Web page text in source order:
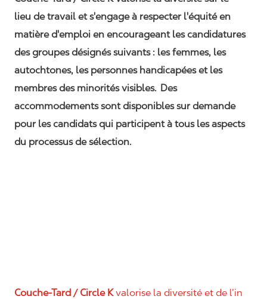
lieu de travail et s'engage à respecter l'équité en
matière d'emploi en encourageant les candidatures
des groupes désignés suivants : les femmes, les
autochtones, les personnes handicapées et les
membres des minorités visibles. Des
accommodements sont disponibles sur demande
pour les candidats qui participent à tous les aspects
du processus de sélection.
Couche-Tard / Circle Kvalorise la diversité et de l’in